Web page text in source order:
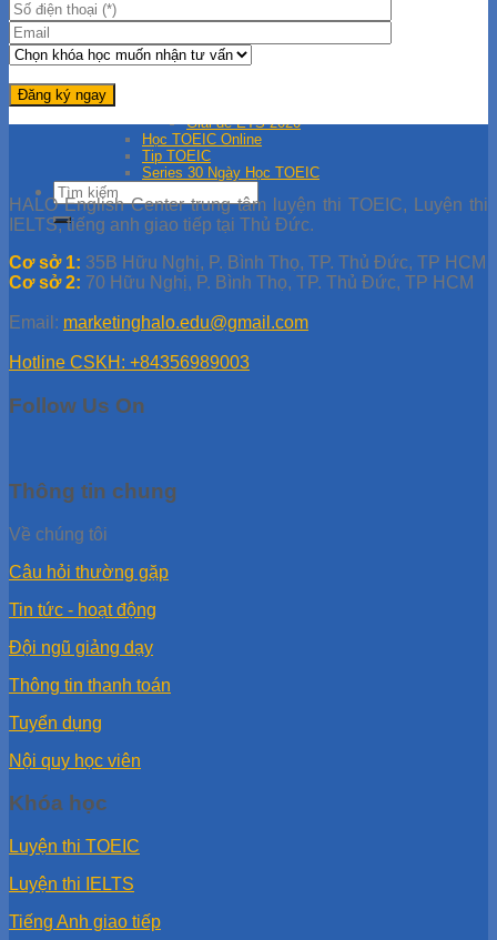
Tips Học IELTS
Tài liệu TOEIC
Đề thi thử TOEIC
Giải đề ETS 2020
Học TOEIC Online
Tip TOEIC
Series 30 Ngày Học TOEIC
HALO English Center trung tâm luyện thi TOEIC, Luyện thi
IELTS, tiếng anh giao tiếp tại Thủ Đức.
Cơ sở 1: 35B Hữu Nghị, P. Bình Thọ, TP. Thủ Đức, TP HCM
Cơ sở 2: 70 Hữu Nghị, P. Bình Thọ, TP. Thủ Đức, TP HCM
Email: marketinghalo.edu@gmail.com
Hotline CSKH: +84356989003
Follow Us On
Thông tin chung
Về chúng tôi
Câu hỏi thường gặp
Tin tức - hoạt động
Đội ngũ giảng dạy
Thông tin thanh toán
Tuyển dụng
Nội quy học viên
Khóa học
Luyện thi TOEIC
Luyện thi IELTS
Tiếng Anh giao tiếp